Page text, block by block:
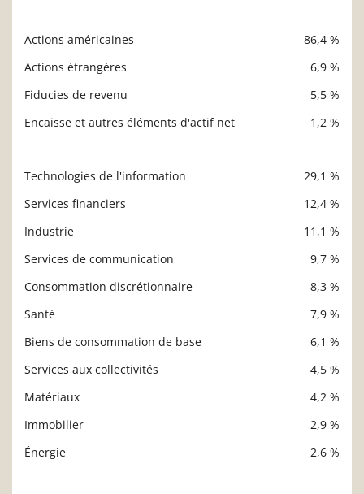
Actions américaines
86,4 %
Actions étrangères
6,9 %
Fiducies de revenu
5,5 %
Encaisse et autres éléments d'actif net
1,2 %
Technologies de l'information
29,1 %
Services financiers
12,4 %
Industrie
11,1 %
Services de communication
9,7 %
Consommation discrétionnaire
8,3 %
Santé
7,9 %
Biens de consommation de base
6,1 %
Services aux collectivités
4,5 %
Matériaux
4,2 %
Immobilier
2,9 %
Énergie
2,6 %